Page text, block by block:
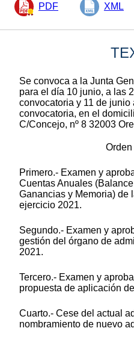
PDF XML
Se convoca a la Junta
para el día 10 junio, a las
convocatoria y 11 de
convocatoria, en el
C/Concejo, nº 8 32003
Primero.- Examen y
Cuentas Anuales
Ganancias y Memoria) de
ejercicio 2021.
Segundo.- Examen y
gestión del órgano de
2021.
Tercero.- Examen y
propuesta de aplicación
Cuarto.- Cese del actual
nombramiento de nuevo